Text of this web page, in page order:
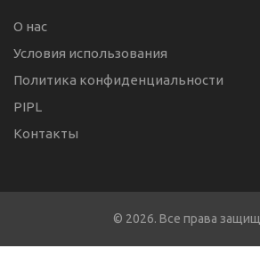
О нас
Условия использования
Политика конфиденциальности
PIPL
Контакты
© 2026. Все права